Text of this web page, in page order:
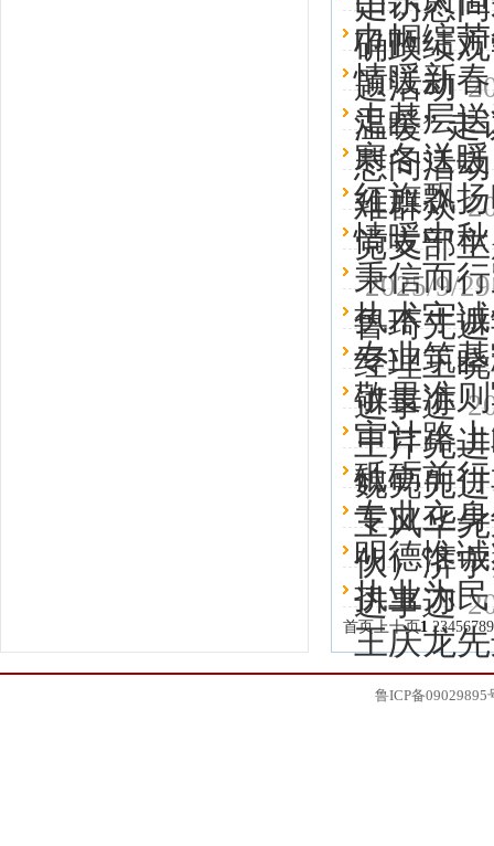
确政绩
巾帼绽
题活动
情暖新
温暖” 走
走基层
慰问活动
寒冬送
难群众
红旗飘
党支部
情暖中
2025/9/29
秉信而
鲁琦先
执术守
经理王
专业筑
进事迹
敬畏准
王芹先
审计路
魏亮先
砥砺前
王风华
专业立
伙）济
明德惟
进事迹
执业为
王庆龙
首页上十页1 23456789
鲁ICP备09029895